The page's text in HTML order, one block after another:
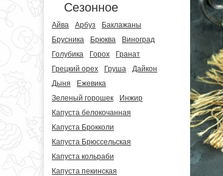
Сезонное
Айва Арбуз
Баклажаны
Брусника
Брюква
Виноград
Голубика
Горох
Гранат
Грецкий орех
Груша
Дайкон
Дыня
Ежевика
Зеленый горошек
Инжир
Капуста белокочанная
Капуста Брокколи
Капуста Брюссельская
Капуста кольраби
Капуста пекинская